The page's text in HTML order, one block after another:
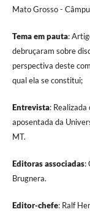
Mato Grosso -
Tema em pauta:
debruçaram sobre
perspectiva deste
qual ela se constitui;
Entrevista:
aposentada da
MT.
Editoras associadas:
Brugnera.
Editor-chefe: Ralf